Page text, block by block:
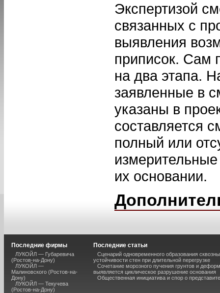
Экспертизой
связанных с
выявления
приписок. Сам
на два этапа.
заявленные в
указаны в
составляется
полный или
их основании.
Последние фирмы
ЛУКОЙЛ — Губаревича
(Ростов-на-Дону)
ЛУКОЙЛ —
Малиновского (Ростов-на-
Дону)
ЛУКОЙЛ — Текучева
(Ростов-на-Дону)
Последние статьи
Сценарий одновременного образования
устойчивости стен при длительной перегрузке
Сочетание морозного пучения грунтов и
выявляется циклическое разрушение основания
Общественная инициатива и спор о